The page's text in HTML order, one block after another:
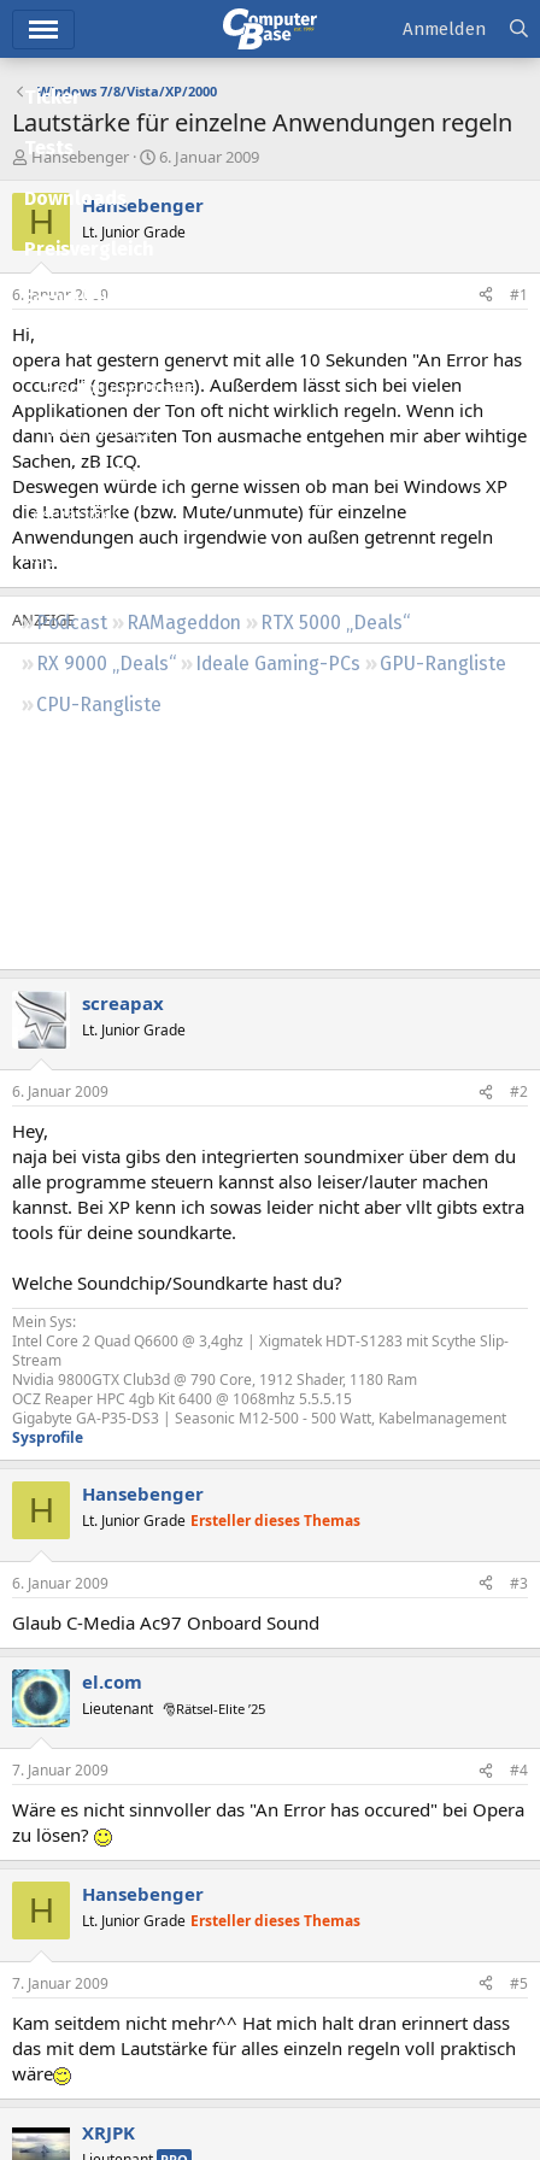
Ticker
Tests
Downloads
Preisvergleich
Forum
Aktuelles
Empfohlene Inhalte
Neue Beiträge
Neueste Aktivitäten
Leserartikel
Regeln
Podcast RAMageddon
RTX 5000 „Deals“
RX 9000 „Deals“
Ideale Gaming-PCs
GPU-Rangliste
CPU-Rangliste
Anmelden
Windows 7/8/Vista/XP/2000
Lautstärke für einzelne Anwendungen regeln
E
s
t
e
e
Hansebenger
E
s
e
t
6. Januar 2009
H Hansebenger
Lt. Junior Grade
6. Januar 2009 #1
Hi,
opera hat gestern genervt mit alle 10 Sekunden "An Error has
occured" (gesprochen). Außerdem lässt sich bei vielen
Applikationen der Ton oft nicht wirklich regeln. Wenn ich
dann den gesamten Ton ausmache entgehen mir aber wihtige
Sachen, zB ICQ.
Deswegen würde ich gerne wissen ob man bei Windows XP
die Lautstärke (bzw. Mute/unmute) für einzelne
Anwendungen auch irgendwie von außen getrennt regeln
kann.
screapax
Lt. Junior Grade
6. Januar 2009 #2
Hey,
naja bei vista gibs den integrierten soundmixer über dem du
alle programme steuern kannst also leiser/lauter machen
kannst. Bei XP kenn ich sowas leider nicht aber vllt gibts extra
tools für deine soundkarte.
Welche Soundchip/Soundkarte hast du?
Mein Sys:
Intel Core 2 Quad Q6600 @ 3,4ghz | Xigmatek HDT-S1283 mit Scythe Slip-
Stream
Nvidia 9800GTX Club3d @ 790 Core, 1912 Shader, 1180 Ram
OCZ Reaper HPC 4gb Kit 6400 @ 1068mhz 5.5.5.15
Gigabyte GA-P35-DS3 | Seasonic M12-500 - 500 Watt, Kabelmanagement
Sysprofile
H Hansebenger
Lt. Junior Grade Ersteller dieses Themas
6. Januar 2009 #3
Glaub C-Media Ac97 Onboard Sound
el.com
Lieutenant 🎅Rätsel-Elite ’25
7. Januar 2009 #4
Wäre es nicht sinnvoller das "An Error has occured" bei Opera
zu lösen?
H Hansebenger
Lt. Junior Grade Ersteller dieses Themas
7. Januar 2009 #5
Kam seitdem nicht mehr^^ Hat mich halt dran erinnert dass
das mit dem Lautstärke für alles einzeln regeln voll praktisch
wäre
XRJPK